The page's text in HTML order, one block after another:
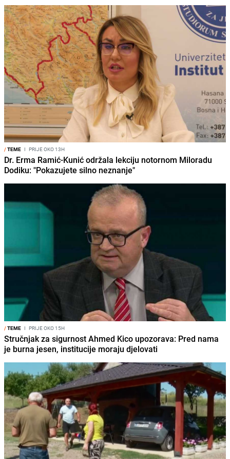
/TEME I PRIJE OKO 13H
Dr. Erma Ramić-Kunić održala lekciju notornom Miloradu
Dodiku: "Pokazujete silno neznanje"
/TEME I PRIJE OKO 15H
Stručnjak za sigurnost Ahmed Kico upozorava: Pred nama
je burna jesen, institucije moraju djelovati